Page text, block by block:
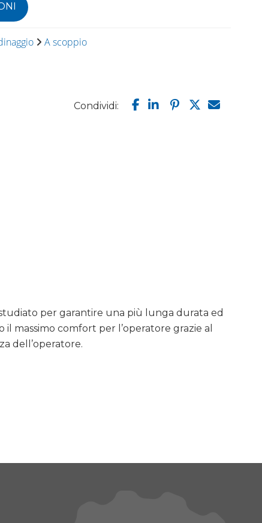
A scoppio
Condividi:
per garantire una più lunga durata ed
massimo comfort per l’operatore grazie al
dell’operatore.